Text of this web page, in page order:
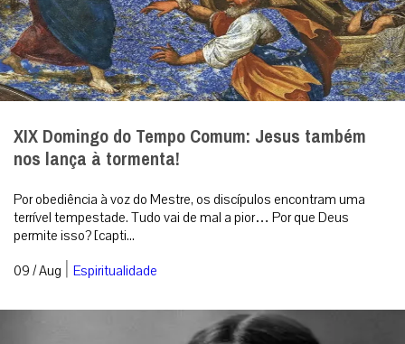
XIX Domingo do Tempo Comum: Jesus também
nos lança à tormenta!
Por obediência à voz do Mestre, os discípulos encontram uma
terrível tempestade. Tudo vai de mal a pior… Por que Deus
permite isso? [capti...
09 / Aug | Espiritualidade